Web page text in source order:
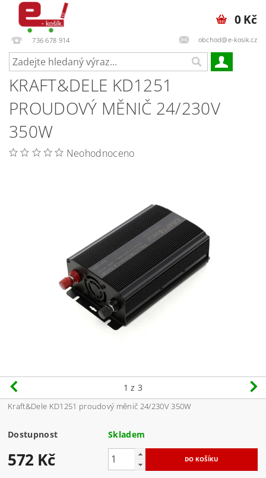
736 678 914 obchod@e-kosik.cz
0 Kč
KRAFT&DELE KD1251
PROUDOVÝ MĚNIČ 24/230V
350W
Neohodnoceno
1 z 3
Kraft&Dele KD1251 proudový měnič 24/230V 350W
Dostupnost Skladem
572 Kč